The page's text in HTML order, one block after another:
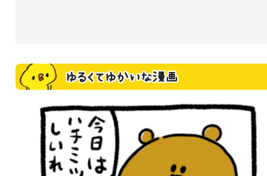
ゆるくてゆかいな漫画